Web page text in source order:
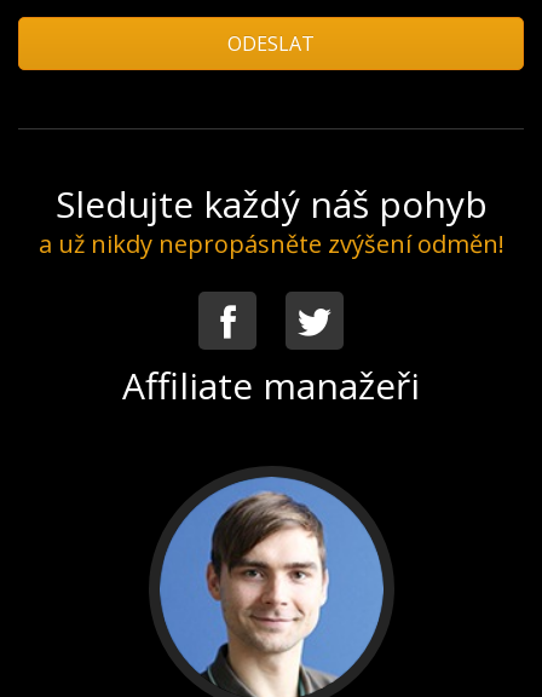
Sledujte každý náš pohyb
a už nikdy nepropásněte zvýšení odměn!
Facebook
Affiliate manažeři